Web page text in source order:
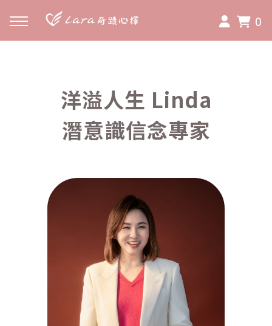
0
洋溢人生 Linda
潛意識信念專家